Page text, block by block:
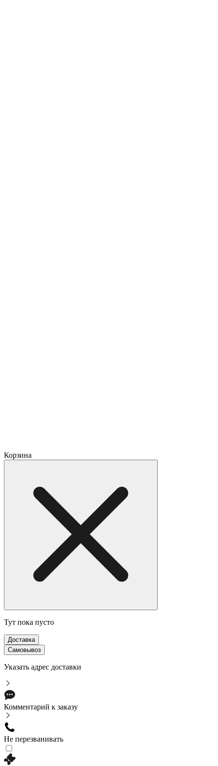
Корзина
Тут пока пусто
Доставка
Самовывоз
Указать адрес доставки
Комментарий к заказу
Не перезванивать